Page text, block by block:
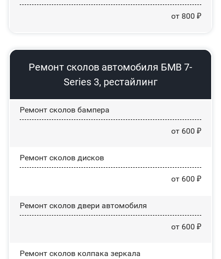
от 800 ₽
Ремонт сколов автомобиля БМВ 7-
Series 3, рестайлинг
Ремонт сколов бампера
от 600 ₽
Ремонт сколов дисков
от 600 ₽
Ремонт сколов двери автомобиля
от 600 ₽
Ремонт сколов колпака зеркала